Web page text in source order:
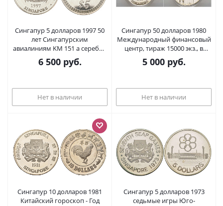
Сингапур 5 долларов 1997 50
лет Сингапурским
авиалиниям KM 151 a серебро
PROOF 1091-2-64
6 500руб.
Нет в наличии
Сингапур 50 долларов 1980
Международный финансовый
центр, тираж 15000 экз., в
оригинальной коробке KM 18
серебро PROOF 00-00-00
5 000руб.
Нет в наличии
Сингапур 10 долларов 1981
Китайский гороскоп - Год
Сингапур 5 долларов 1973
седьмые игры Юго-